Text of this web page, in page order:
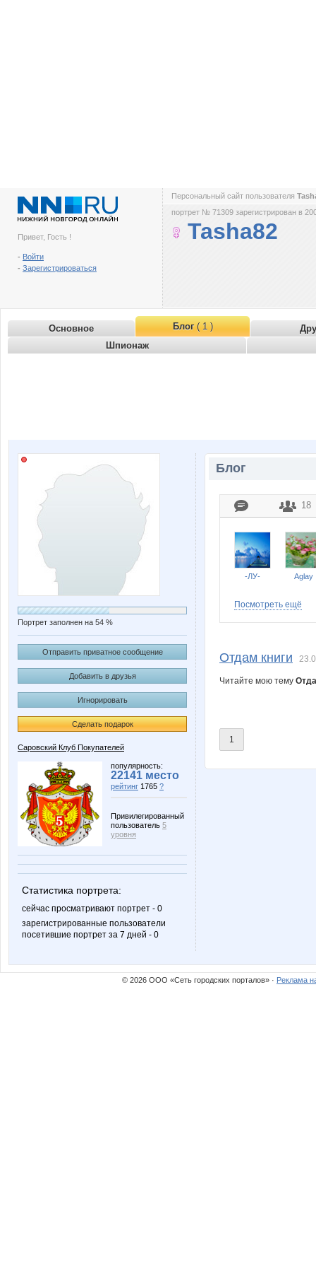
Привет, Гость !
- Войти
- Зарегистрироваться
Персональный сайт пользователя
портрет № 71309 зарегистрирован в
Tasha82
Основное Блог( 1 )
Шпионаж
Портрет заполнен на 54 %
Отправить приватное сообщение
Добавить в друзья
Игнорировать
Сделать подарок
Саровский Клуб Покупателей
популярность:
22141 место
рейтинг 1765 ?
Привилегированный
пользователь 5
уровня
Статистика портрета:
сейчас просматривают портрет - 0
зарегистрированные пользователи
посетившие портрет за 7 дней - 0
Блог
18
-ЛУ- Aglay
Посмотреть ещё
Отдам книги
Читайте мою тему
1
© 2026 ООО «Сеть городских порталов» · Реклама